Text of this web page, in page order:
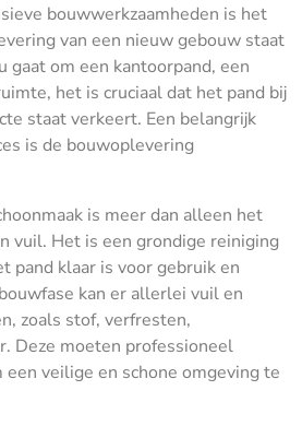
bouwwerkzaamheden is het
van een nieuw gebouw staat
gaat om een kantoorpand, een
het is cruciaal dat het pand bij
staat verkeert. Een belangrijk
is de bouwoplevering
is meer dan alleen het
vuil. Het is een grondige reiniging
pand klaar is voor gebruik en
kan er allerlei vuil en
zoals stof, verfresten,
Deze moeten professioneel
veilige en schone omgeving te